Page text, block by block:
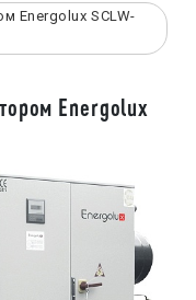
Energolux SCLW-
Energolux